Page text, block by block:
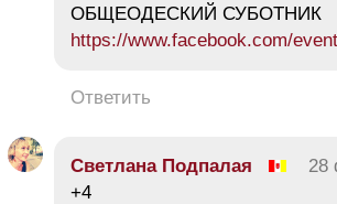
ОБЩЕОДЕСКИЙ СУБОТНИК
https://www.facebook.com/
Ответить
Светлана Подпалая
28
+4